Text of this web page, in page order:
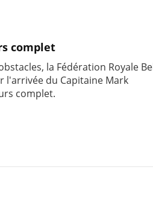
complet
la Fédération Royale
l'arrivée du Capitaine Mark
complet.